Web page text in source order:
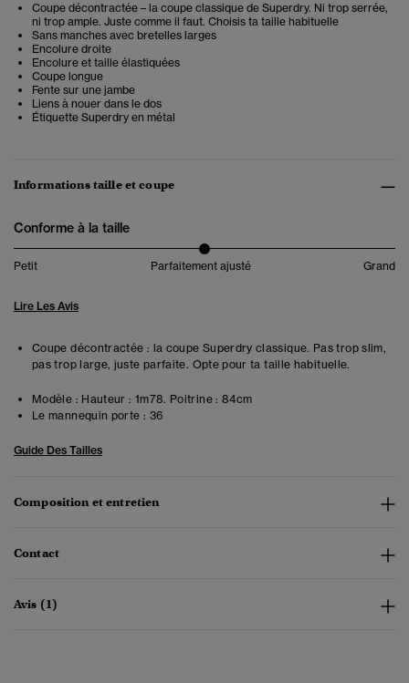
Coupe décontractée – la coupe classique de Superdry. Ni trop serrée,
ni trop ample. Juste comme il faut. Choisis ta taille habituelle
Sans manches avec bretelles larges
Encolure droite
Encolure et taille élastiquées
Coupe longue
Fente sur une jambe
Liens à nouer dans le dos
Étiquette Superdry en métal
Informations taille et coupe
Conforme à la taille
Petit Parfaitement ajusté Grand
Lire Les Avis
Coupe décontractée : la coupe Superdry classique. Pas trop slim,
pas trop large, juste parfaite. Opte pour ta taille habituelle.
Modèle : Hauteur : 1m78. Poitrine : 84cm
Le mannequin porte : 36
Guide Des Tailles
Composition et entretien
Contact
Avis (1)